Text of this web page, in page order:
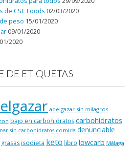
de CSC Foods 02/03/2020
peso 15/01/2020
09/01/2020
2020
DE ETIQUETAS
adelgazar sin milagros
bajo en carbohidratos carbohidratos
sin carbohidratos comida denunciable
grasasisodieta keto libro lowcarb Málaga